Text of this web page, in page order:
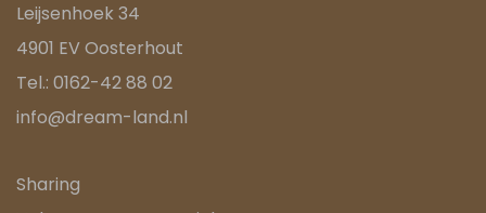
Leijsenhoek 34
4901 EV Oosterhout
Tel.: 0162-42 88 02
info@dream-land.nl
Sharing